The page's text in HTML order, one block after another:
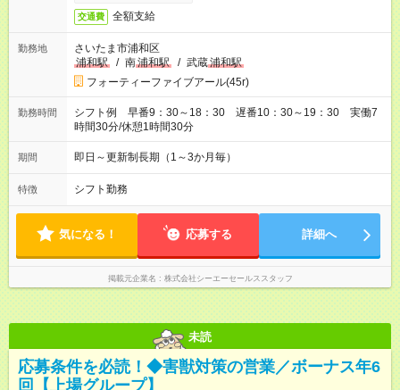
交通費 全額支給
勤務地
さいたま市浦和区
浦和駅
/ 南浦和駅 / 武蔵浦和駅
フォーティーファイブアール(45r)
勤務時間
シフト例 早番9：30～18：30 遅番10：30～19：30 実働7
時間30分/休憩1時間30分
期間 即日～更新制長期（1～3か月毎）
特徴 シフト勤務
気になる！ 応募する 詳細へ
掲載元企業名 株式会社シーエーセールススタッフ
未読
応募条件を必読！◆害獣対策の営業／ボーナス年6
回【上場グループ】